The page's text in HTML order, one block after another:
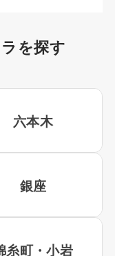
を探す
六本木
銀座
糸町・小岩